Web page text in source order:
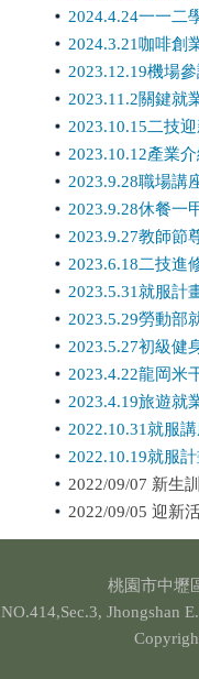
2024.4.24一一二
2024.3.21咖啡創
2023.12.19機場
2023.11.2關鍵就
2023.10.15二技
2023.10.12產業
2023.9.28職場講
2023.9.28休餐一
2023.9.27教師節
2023.6.18二技進
2023.5.31就服計
2023.5.29勞動部
2023.5.27初級健
2023.4.22龍岡米
2023.4.19旅遊就
2022.10.31就服
2022.10.19就服
2022/09/07 新生
2022/09/05 迎新
桃園市中壢
NO.414,Sec.3, Jhongshan